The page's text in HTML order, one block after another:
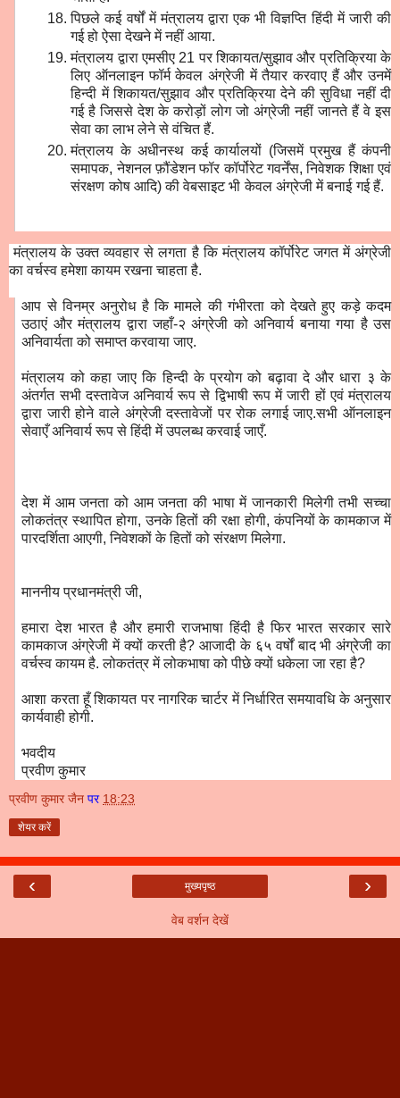
पिछले कई वर्षों में मंत्रालय द्वारा एक भी विज्ञप्ति हिंदी में जारी की
गई हो ऐसा देखने में नहीं आया.
मंत्रालय द्वारा एमसीए 21 पर शिकायत/सुझाव और प्रतिक्रिया के
लिए ऑनलाइन फॉर्म केवल अंग्रेजी में तैयार करवाए हैं और उनमें
हिन्दी में शिकायत/सुझाव और प्रतिक्रिया देने की सुविधा नहीं दी
गई है जिससे देश के करोड़ों लोग जो अंग्रेजी नहीं जानते हैं वे इस
सेवा का लाभ लेने से वंचित हैं.
मंत्रालय के अधीनस्थ कई कार्यालयों (जिसमें प्रमुख हैं कंपनी
समापक, नेशनल फ़ौंडेशन फॉर कॉर्पोरेट गवर्नेंस, निवेशक शिक्षा एवं
संरक्षण कोष आदि) की वेबसाइट भी केवल अंग्रेजी में बनाई गई हैं.
मंत्रालय के उक्त व्यवहार से लगता है कि मंत्रालय कॉर्पोरेट जगत में अंग्रेजी
का वर्चस्व हमेशा कायम रखना चाहता है.
आप से विनम्र अनुरोध है कि मामले की गंभीरता को देखते हुए कड़े कदम
उठाएं और मंत्रालय द्वारा जहाँ-२ अंग्रेजी को अनिवार्य बनाया गया है उस
अनिवार्यता को समाप्त करवाया जाए.
मंत्रालय को कहा जाए कि हिन्दी के प्रयोग को बढ़ावा दे और धारा ३ के
अंतर्गत सभी दस्तावेज अनिवार्य रूप से द्विभाषी रूप में जारी हों एवं मंत्रालय
द्वारा जारी होने वाले अंग्रेजी दस्तावेजों पर रोक लगाई जाए.सभी ऑनलाइन
सेवाएँ अनिवार्य रूप से हिंदी में उपलब्ध करवाई जाएँ.
देश में आम जनता को आम जनता की भाषा में जानकारी मिलेगी तभी सच्चा
लोकतंत्र स्थापित होगा, उनके हितों की रक्षा होगी, कंपनियों के कामकाज में
पारदर्शिता आएगी, निवेशकों के हितों को संरक्षण मिलेगा.
माननीय प्रधानमंत्री जी,
हमारा देश भारत है और हमारी राजभाषा हिंदी है फिर भारत सरकार सारे
कामकाज अंग्रेजी में क्यों करती है? आजादी के ६५ वर्षों बाद भी अंग्रेजी का
वर्चस्व कायम है. लोकतंत्र में लोकभाषा को पीछे क्यों धकेला जा रहा है?
आशा करता हूँ शिकायत पर नागरिक चार्टर में निर्धारित समयावधि के अनुसार
कार्यवाही होगी.
भवदीय
प्रवीण कुमार
प्रवीण कुमार जैन पर 18:23
शेयर करें
‹ ›
मुख्यपृष्ठ
वेब वर्शन देखें